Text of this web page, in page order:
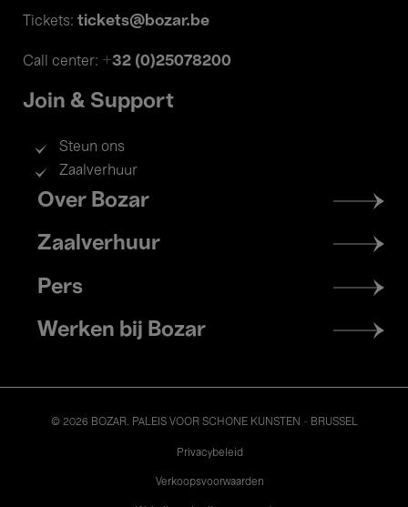
Tickets: tickets@bozar.be
Call center: +32 (0)25078200
Join & Support
Steun ons
Zaalverhuur
Footer
menu
Over Bozar
Zaalverhuur
Pers
Werken bij Bozar
© 2026 BOZAR. PALEIS VOOR SCHONE KUNSTEN - BRUSSEL
Privacybeleid
Verkoopsvoorwaarden